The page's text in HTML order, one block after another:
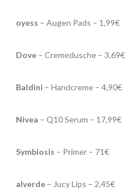
oyess – Augen Pads – 1,99€
Dove– Cremedusche – 3,69€
Baldini – Handcreme – 4,90€
Nivea – Q10 Serum – 17,99€
Symbiosis – Primer – 71€
alverde– Jucy Lips – 2,45€